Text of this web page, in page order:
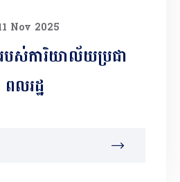
Nov 2025
របស់ការិយាល័យប្រជា
ពលរដ្ឋ